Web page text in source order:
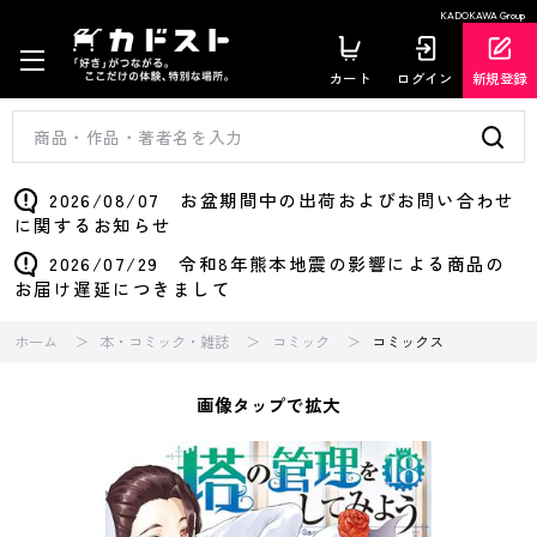
KADOKAWA Group
カート ログイン 新規登録
2026/08/07 お盆期間中の出荷およびお問い合わせ
に関するお知らせ
2026/07/29 令和8年熊本地震の影響による商品の
お届け遅延につきまして
ホーム 本・コミック・雑誌 コミック コミックス
画像タップで拡大